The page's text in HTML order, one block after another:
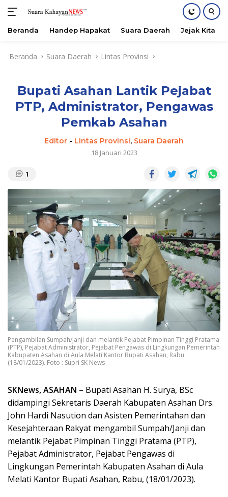
Beranda Handep Hapakat Suara Daerah Jejak Kita
Beranda Suara Daerah Lintas Provinsi
Bupati Asahan Lantik Pejabat
PTP, Administrator, Pengawas
Pemkab Asahan
Editor - Lintas Provinsi, Suara Daerah
18 Januari 2023
1
Pengambilan Sumpah/Janji dan melantik Pejabat Pimpinan Tinggi Pratama
(PTP), Pejabat Administrator, Pejabat Pengawas di Lingkungan Pemerintah
Kabupaten Asahan di Aula Melati Kantor Bupati Asahan, Rabu
(18/01/2023). Foto : Supri SK News
SKNews, ASAHAN – Bupati Asahan H. Surya, BSc
didampingi Sekretaris Daerah Kabupaten Asahan Drs.
John Hardi Nasution dan Asisten Pemerintahan dan
Kesejahteraan Rakyat mengambil Sumpah/Janji dan
melantik Pejabat Pimpinan Tinggi Pratama (PTP),
Pejabat Administrator, Pejabat Pengawas di
Lingkungan Pemerintah Kabupaten Asahan di Aula
Melati Kantor Bupati Asahan, Rabu, (18/01/2023).